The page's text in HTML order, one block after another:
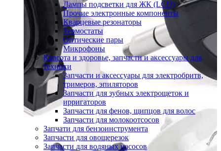
Лампы подсветки для ЖК (LCD)
Прочие электронные компоненты
Кварцевые резонаторы
Термостаты
Оптические пары
Микрофоны
Красота и здоровье, запчасти и аксессуары для
техники
Запчасти и аксессуары для электробритв,
тримеров, эпиляторов
Запчасти для зубных электрощеток и
ирригаторов
Запчасти для фенов, щипцов для волос
Запчасти для молокоотсосов
Запчати для бензоинструмента
Запчасти для овощерезок
Запчасти для водяных насосов